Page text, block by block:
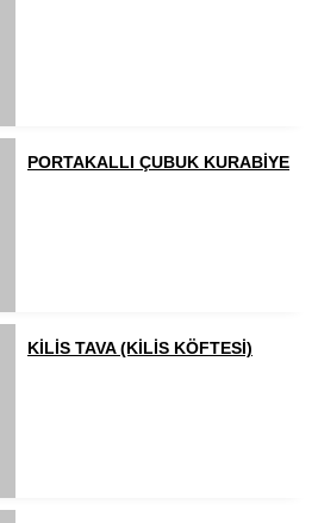
PORTAKALLI ÇUBUK KURABİYE
KİLİS TAVA (KİLİS KÖFTESİ)